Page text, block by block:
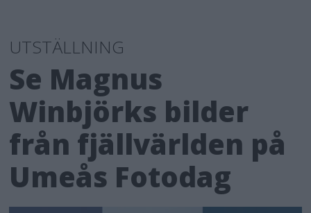
UTSTÄLLNING
Se Magnus
Winbjörks bilder
från fjällvärlden på
Umeås Fotodag